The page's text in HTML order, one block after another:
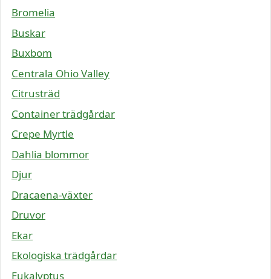
Bromelia
Buskar
Buxbom
Centrala Ohio Valley
Citrusträd
Container trädgårdar
Crepe Myrtle
Dahlia blommor
Djur
Dracaena-växter
Druvor
Ekar
Ekologiska trädgårdar
Eukalyptus